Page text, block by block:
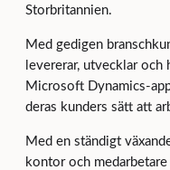
Storbritannien.
Med gedigen
levererar, utvecklar och
Microsoft Dynamics-
deras kunders sätt att
Med en ständigt
kontor och